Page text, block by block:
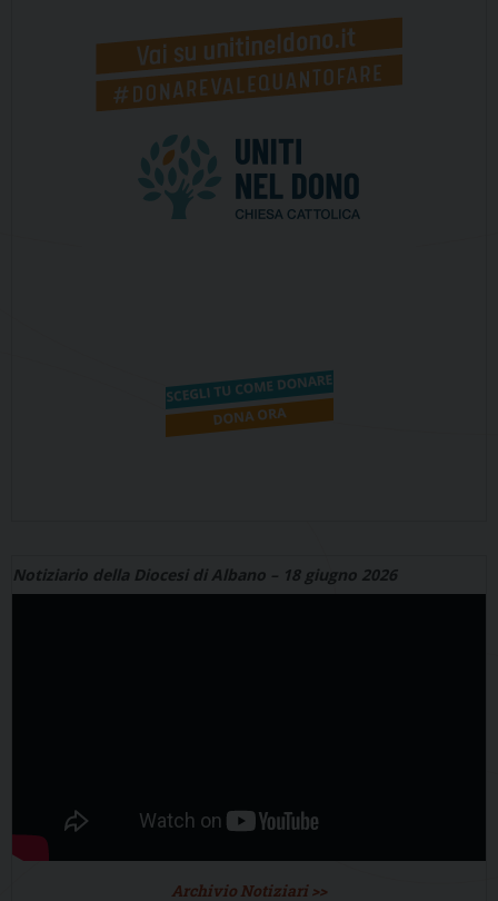
Notiziario della Diocesi di Albano – 18 giugno 2026
Archivio Notiziari >>